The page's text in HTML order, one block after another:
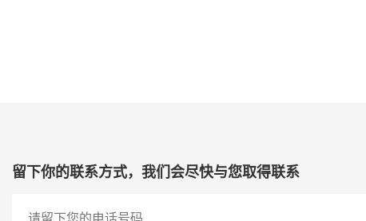
留下你的联系方式，我们会尽快与您取得联系